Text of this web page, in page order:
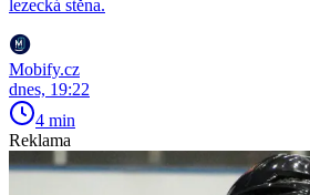
lezecká stěna.
Mobify.cz
dnes, 19:22
4 min
Reklama